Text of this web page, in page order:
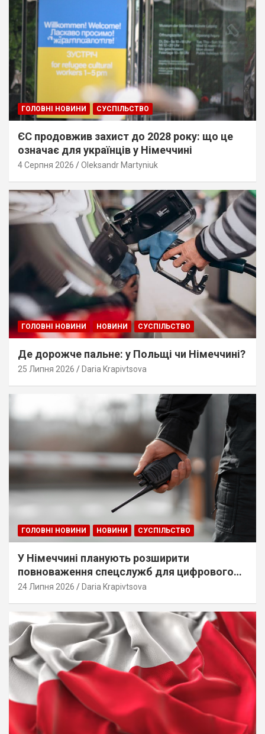
ГОЛОВНІ НОВИНИ СУСПІЛЬСТВО
ЄС продовжив захист до 2028 року: що це
означає для українців у Німеччині
4 Серпня 2026 Oleksandr Martyniuk
ГОЛОВНІ НОВИНИ НОВИНИ СУСПІЛЬСТВО
Де дорожче пальне: у Польщі чи Німеччині?
25 Липня 2026 Daria Krapivtsova
ГОЛОВНІ НОВИНИ НОВИНИ СУСПІЛЬСТВО
У Німеччині планують розширити
повноваження спецслужб для цифрового
стеження
24 Липня 2026 Daria Krapivtsova